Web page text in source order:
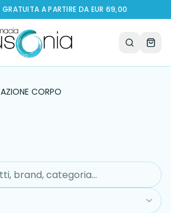
GRATUITA A PARTIRE DA EUR 69,00
CORPO